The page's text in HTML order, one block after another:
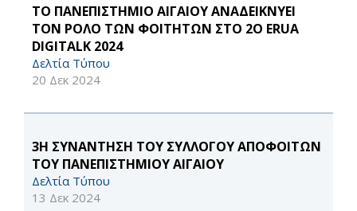
ΤΟ ΠΑΝΕΠΙΣΤΗΜΙΟ ΑΙΓΑΙΟΥ ΑΝΑΔΕΙΚΝΥΕΙ
ΤΟΝ ΡΟΛΟ ΤΩΝ ΦΟΙΤΗΤΩΝ ΣΤΟ 2Ο ERUA
DIGITALK 2024
Δελτία Τύπου
20 Δεκ 2024
3Η ΣΥΝΑΝΤΗΣΗ ΤΟΥ ΣΥΛΛΟΓΟΥ ΑΠΟΦΟΙΤΩΝ
ΤΟΥ ΠΑΝΕΠΙΣΤΗΜΙΟΥ ΑΙΓΑΙΟΥ
Δελτία Τύπου
13 Δεκ 2024